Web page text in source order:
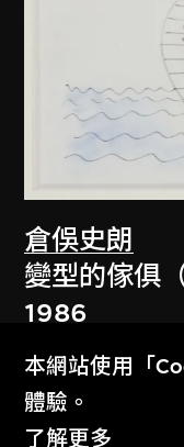
倉俁史朗
變型的傢俱
1986
本網站使用「
體驗。
了解更多